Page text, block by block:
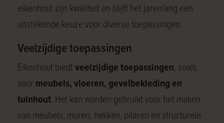
eikenhout zijn kwaliteit en blijft het jarenlang een
uitstekende keuze voor diverse toepassingen.
Veelzijdige toepassingen
Eikenhout biedtveelzijdige toepassingen, zoals
voor meubels, vloeren, gevelbekleding en
tuinhout. Het kan worden gebruikt voor het maken
van meubels, muren, hekken, pilaren en structurele